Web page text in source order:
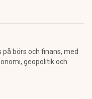
börs och finans, med
geopolitik och